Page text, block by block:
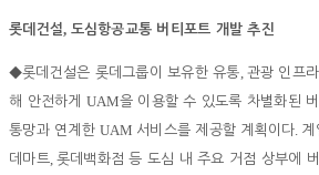
롯데건설, 도심항공교통 버티포트 개발 추진
◆롯데건설은 롯데그룹이 보유한 유통, 관광 인프
해 안전하게 UAM을 이용할 수 있도록 차별화된
통망과 연계한UAM 서비스를 제공할 계획이다. 계
데마트, 롯데백화점 등 도심 내 주요 거점 상부에